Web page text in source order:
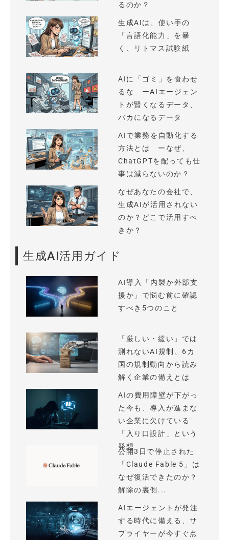
るのか？
生成AIは、使い手の
「言語化能力」を暴
く、リトマス試験紙
AIに「ゴミ」を食わせ
るな ーAIエージェン
トが賢くなるデータ、
バカになるデータ
AIで業務を自動化する
方法とは ーなぜ、
ChatGPTを配っても仕
事は減らないのか？
なぜあなたの会社で、
生成AIが活用されない
のか？どこで活用すべ
きか？
生成AI活用ガイド
AI導入「内製か外部支
援か」で悩む前に確認
すべき5つのこと
「厳しい・緩い」では
測れないAI規制、6カ
国の規制動向から読み
解く企業の備えとは
AIの費用障壁が下がっ
た今も、導入が進まな
い企業に欠けている
「入り口設計」という
発想
公開3日で停止された
「Claude Fable 5」は
なぜ復活できたのか？
解除の裏側...
AIエージェントが発注
する時代に備える、サ
プライヤーが今すぐ点